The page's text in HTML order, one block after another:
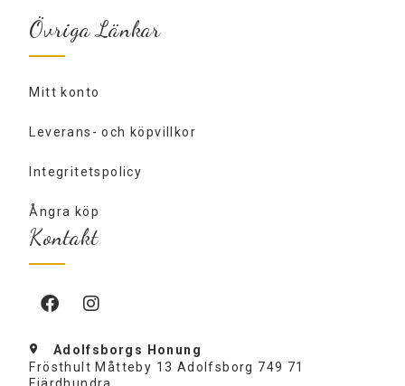
Övriga Länkar
Mitt konto
Leverans- och köpvillkor
Integritetspolicy
Ångra köp
Kontakt
Adolfsborgs Honung
Frösthult Måtteby 13 Adolfsborg 749 71
Fjärdhundra